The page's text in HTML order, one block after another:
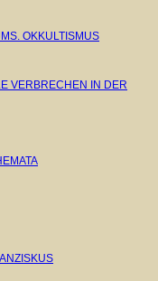
OKKULTISMUS
VERBRECHEN IN DER